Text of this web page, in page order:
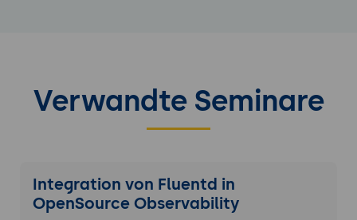
Verwandte Seminare
Integration von Fluentd in
OpenSource Observability